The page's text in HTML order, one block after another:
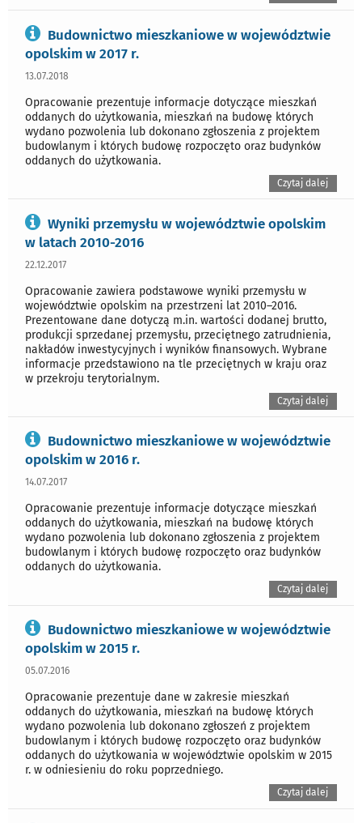
Budownictwo mieszkaniowe w województwie
opolskim w 2017 r.
13.07.2018
Opracowanie prezentuje informacje dotyczące mieszkań
oddanych do użytkowania, mieszkań na budowę których
wydano pozwolenia lub dokonano zgłoszenia z projektem
budowlanym i których budowę rozpoczęto oraz budynków
oddanych do użytkowania.
Czytaj dalej
Wyniki przemysłu w województwie opolskim
w latach 2010-2016
22.12.2017
Opracowanie zawiera podstawowe wyniki przemysłu w
województwie opolskim na przestrzeni lat 2010–2016.
Prezentowane dane dotyczą m.in. wartości dodanej brutto,
produkcji sprzedanej przemysłu, przeciętnego zatrudnienia,
nakładów inwestycyjnych i wyników finansowych. Wybrane
informacje przedstawiono na tle przeciętnych w kraju oraz
w przekroju terytorialnym.
Czytaj dalej
Budownictwo mieszkaniowe w województwie
opolskim w 2016 r.
14.07.2017
Opracowanie prezentuje informacje dotyczące mieszkań
oddanych do użytkowania, mieszkań na budowę których
wydano pozwolenia lub dokonano zgłoszenia z projektem
budowlanym i których budowę rozpoczęto oraz budynków
oddanych do użytkowania.
Czytaj dalej
Budownictwo mieszkaniowe w województwie
opolskim w 2015 r.
05.07.2016
Opracowanie prezentuje dane w zakresie mieszkań
oddanych do użytkowania, mieszkań na budowę których
wydano pozwolenia lub dokonano zgłoszeń z projektem
budowlanym i których budowę rozpoczęto oraz budynków
oddanych do użytkowania w województwie opolskim w 2015
r. w odniesieniu do roku poprzedniego.
Czytaj dalej